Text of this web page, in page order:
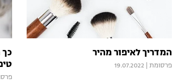
המדריך לאיפור מהיר
פרסומת 19.07.2022